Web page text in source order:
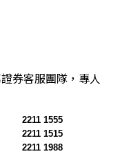
券客服團隊，專人
2211 1555
2211 1515
2211 1988